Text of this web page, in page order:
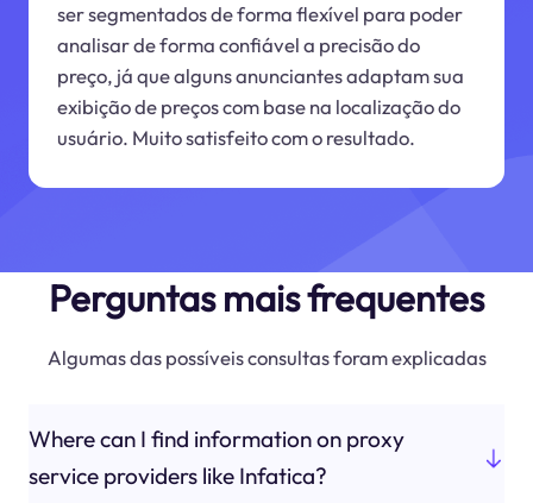
ser segmentados de forma flexível para poder
analisar de forma confiável a precisão do
preço, já que alguns anunciantes adaptam sua
exibição de preços com base na localização do
usuário. Muito satisfeito com o resultado.
Perguntas mais frequentes
Algumas das possíveis consultas foram explicadas
Where can I find information on proxy
service providers like Infatica?